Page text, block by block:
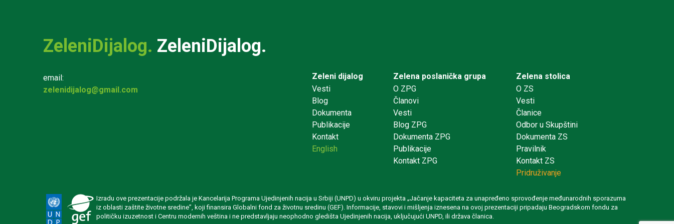
ZeleniDijalog. ZeleniDijalog.
email:
zelenidijalog@gmail.com
Zeleni dijalog
Vesti
Blog
Dokumenta
Publikacije
Kontakt
English
Zelena poslanička grupa
O ZPG
Članovi
Vesti
Blog ZPG
Dokumenta ZPG
Publikacije
Kontakt ZPG
Zelena stolica
O ZS
Vesti
Članice
Odbor u Skupštini
Dokumenta ZS
Pravilnik
Kontakt ZS
Pridruživanje
Izradu ove prezentacije podržala je Kancelarija Programa Ujedinjenih nacija u Srbiji (UNPD) u okviru projekta „Jačanje kapaciteta za unapređeno sprovođenje međunarodnih sporazuma
iz oblasti zaštite životne sredine”, koji finansira Globalni fond za životnu sredinu (GEF). Informacije, stavovi i mišljenja iznesena na ovoj prezentaciji pripadaju Beogradskom fondu za
političku izuzetnost i Centru modernih veština i ne predstavljaju neophodno gledišta Ujedinjenih nacija, uključujući UNPD, ili država članica.